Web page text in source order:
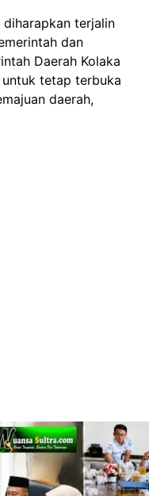
terjalin
dan
Daerah Kolaka
tetap terbuka
daerah,